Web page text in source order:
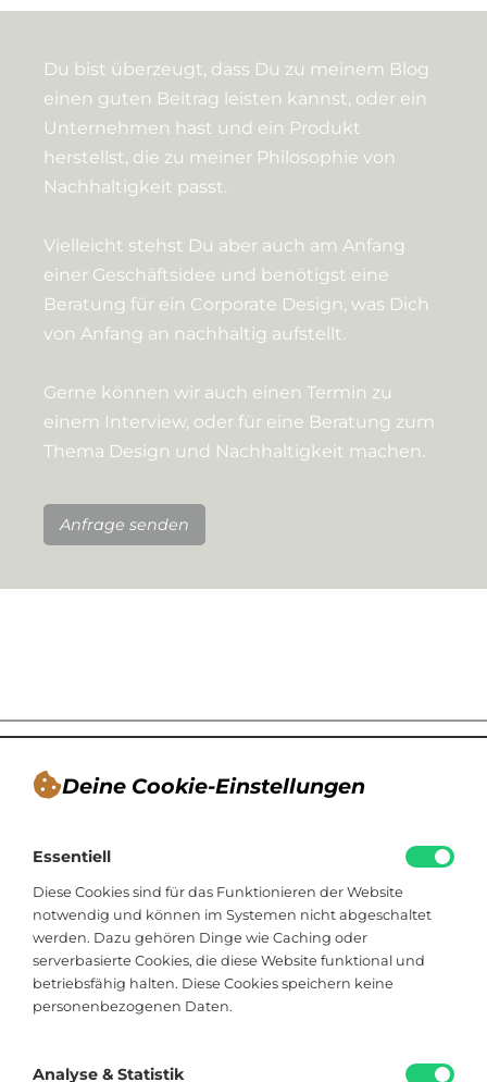
Deine Cookie-Einstellungen
Essentiell
Diese Cookies sind für das Funktionieren der Website
notwendig und können im Systemen nicht abgeschaltet
werden. Dazu gehören Dinge wie Caching oder
serverbasierte Cookies, die diese Website funktional und
betriebsfähig halten. Diese Cookies speichern keine
personenbezogenen Daten.
Analyse & Statistik
Du bist überzeugt, dass Du zu meinem Blog
einen guten Beitrag leisten kannst, oder ein
Unternehmen hast und ein Produkt
herstellst, die zu meiner Philosophie von
Nachhaltigkeit passt.
Vielleicht stehst Du aber auch am Anfang
einer Geschäftsidee und benötigst eine
Beratung für ein Corporate Design, was Dich
von Anfang an nachhaltig aufstellt.
Gerne können wir auch einen Termin zu
einem Interview, oder für eine Beratung zum
Thema Design und Nachhaltigkeit machen.
Anfrage senden
Blogger, Berater für nachhaltiges
Kommunikationsdesign, Catering
Viktoriastraße 48
33602 Bielefeld
hallo@soistfein.de